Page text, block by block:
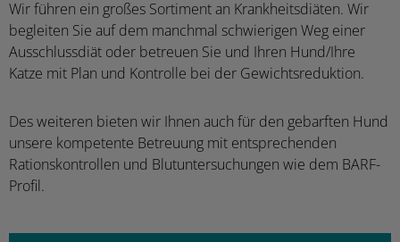
Wir führen ein großes Sortiment an Krankheitsdiäten. Wir
begleiten Sie auf dem manchmal schwierigen Weg einer
Ausschlussdiät oder betreuen Sie und Ihren Hund/Ihre
Katze mit Plan und Kontrolle bei der Gewichtsreduktion.
Des weiteren bieten wir Ihnen auch für den gebarften Hund
unsere kompetente Betreuung mit entsprechenden
Rationskontrollen und Blutuntersuchungen wie dem BARF-
Profil.